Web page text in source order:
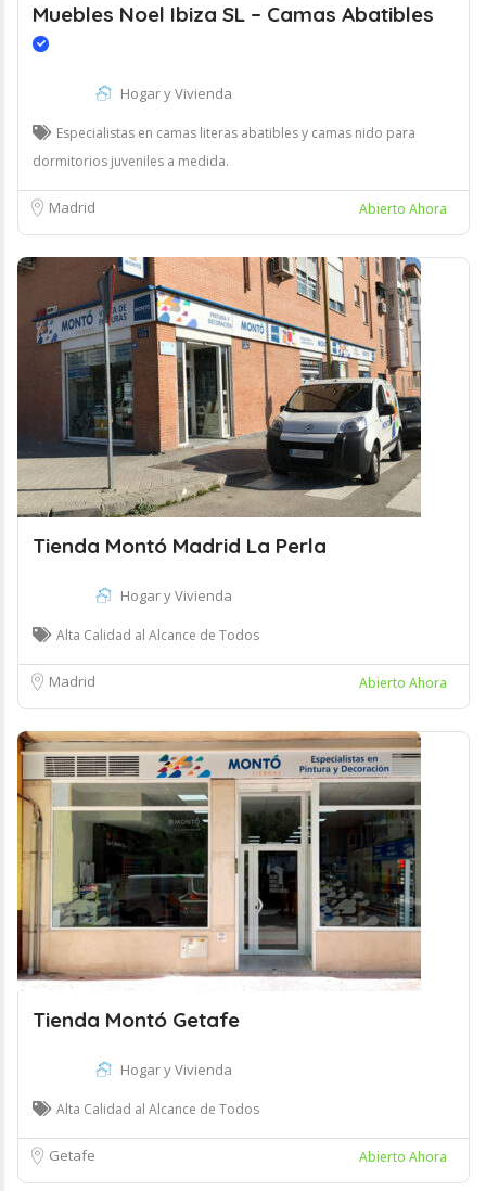
Muebles Noel Ibiza SL – Camas Abatibles
Hogar y Vivienda
Especialistas en camas literas abatibles y camas nido para
dormitorios juveniles a medida.
Madrid Abierto Ahora
Tienda Montó Madrid La Perla
Hogar y Vivienda
Alta Calidad al Alcance de Todos
Madrid Abierto Ahora
Tienda Montó Getafe
Hogar y Vivienda
Alta Calidad al Alcance de Todos
Getafe Abierto Ahora